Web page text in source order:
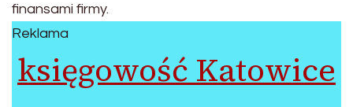
finansami firmy.
Reklama
księgowość Katowice